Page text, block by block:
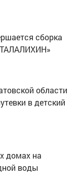
сборка
области
в детский
домах на
воды